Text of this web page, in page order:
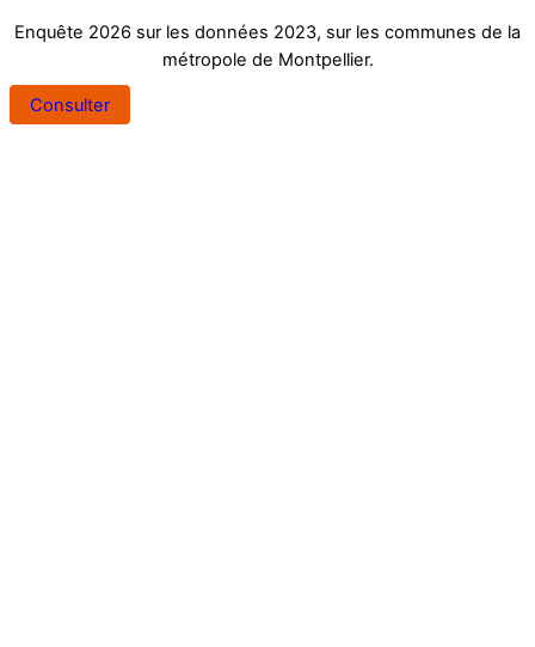
Enquête 2026 sur les données 2023, sur les communes de la
métropole de Montpellier.
Consulter